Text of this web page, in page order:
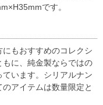
です。
もおすすめのコレクシ
もに、純金製ならではの
います。シリアルナン
アイテムは数量限定と